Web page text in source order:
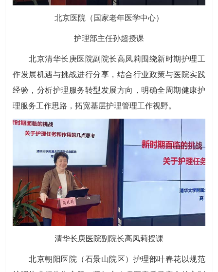
北京医院（国家老年医学中心）
护理部主任孙超授课
北京清华长庚医院副院长高凤莉围绕新时期护理工
作发展机遇与挑战进行分享，结合行业政策与医院实践
经验，分析护理服务转型发展方向，明确全周期健康护
理服务工作思路，拓宽基层护理管理工作视野。
清华长庚医院副院长高凤莉授课
北京朝阳医院（石景山院区）护理部叶春花以规范